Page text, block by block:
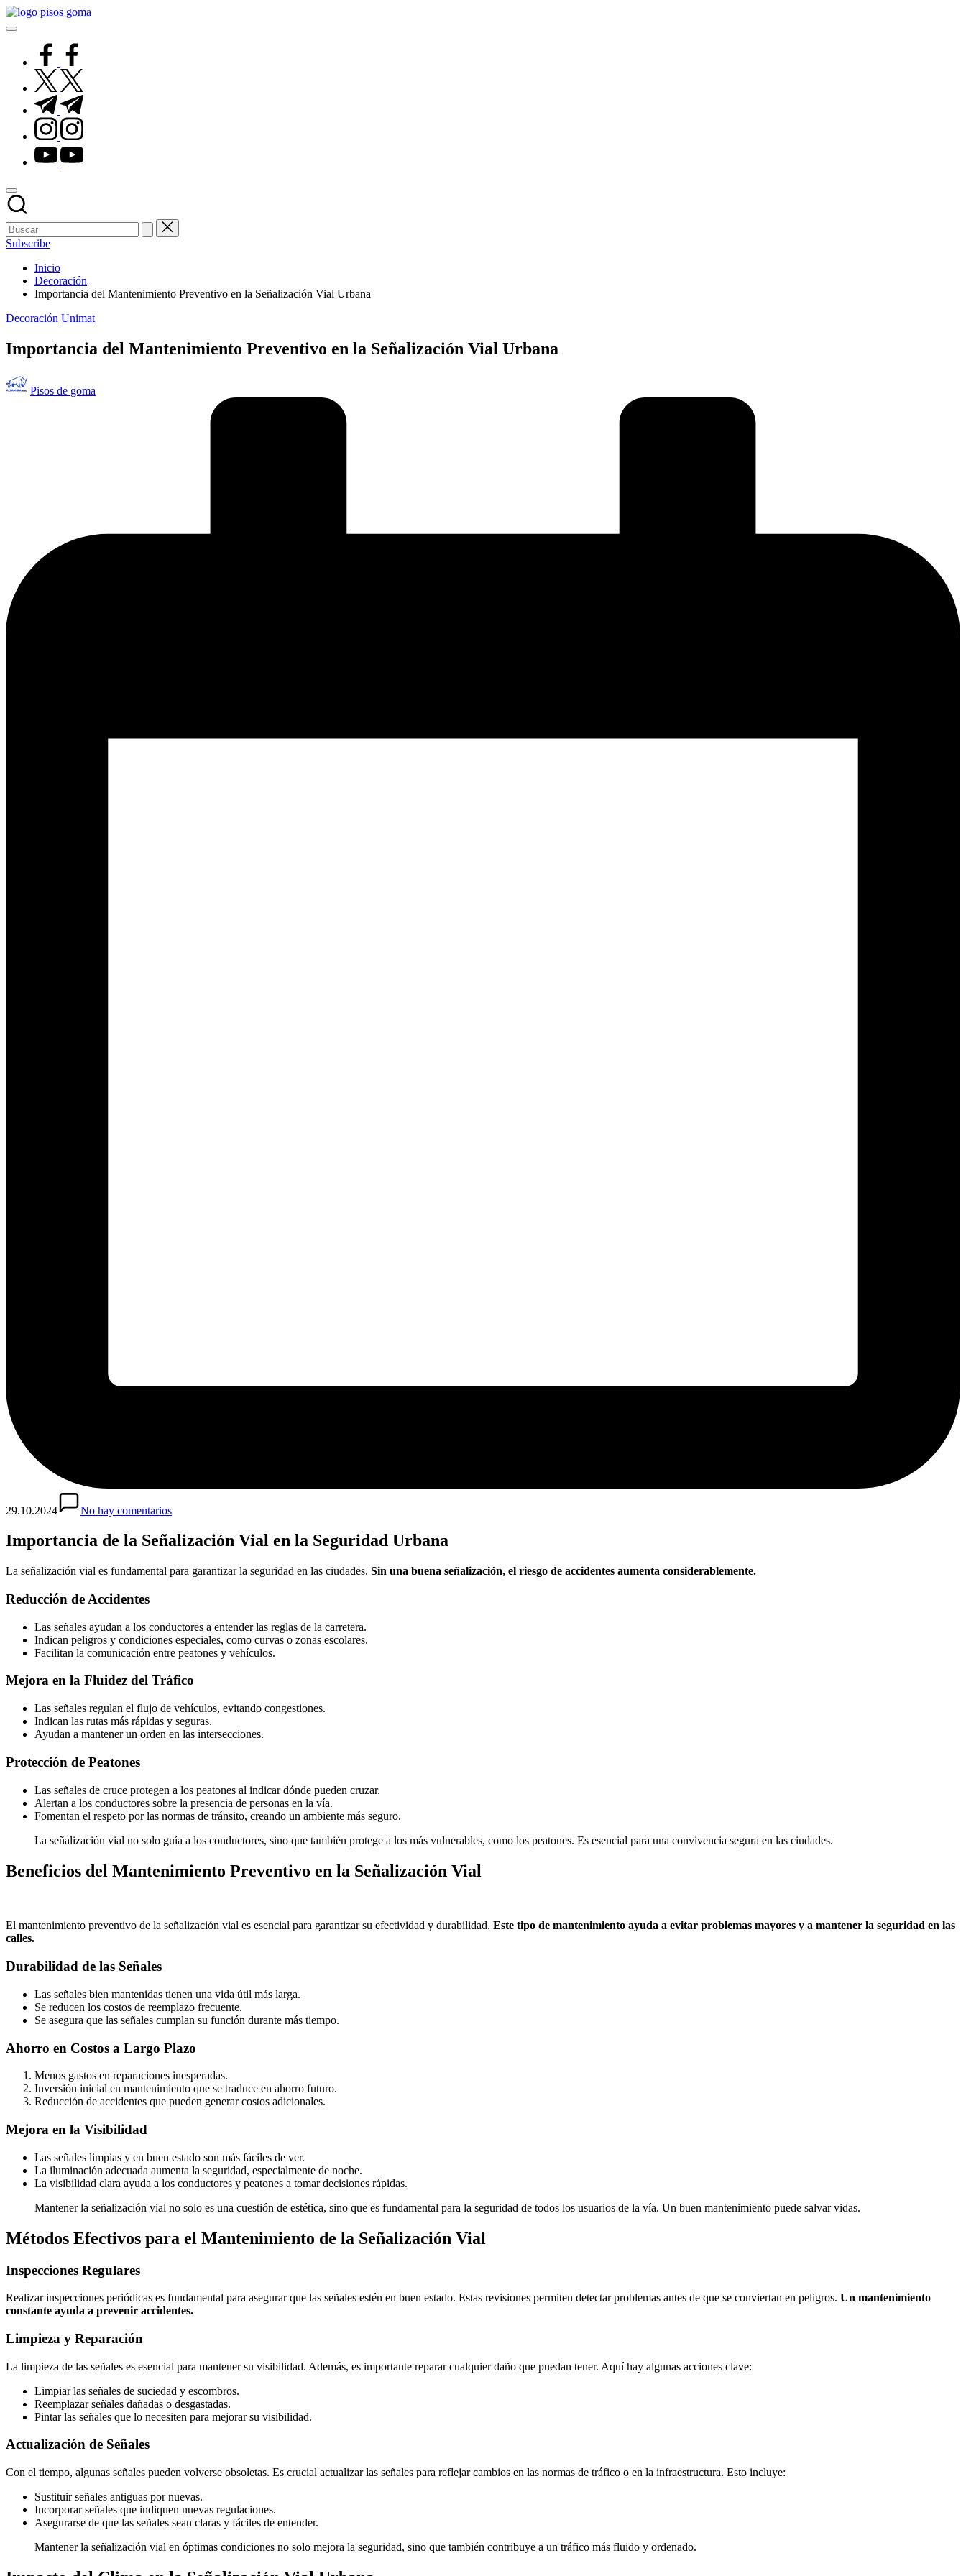
Saltar
al
facebook.com
twitter.com
t.me
instagram.com
youtube.com
Subscribe
Inicio
Decoración
Importancia del Mantenimiento Preventivo en la Señalización Vial Urbana
Publicado
Decoración Unimat
Importancia del Mantenimiento Preventivo en la Señalización Vial Urbana
Publicado
por
Pisos de goma
29.10.2024 No hay comentarios
Importancia de la Señalización Vial en la Seguridad Urbana
La señalización vial es fundamental para garantizar la seguridad en las ciudades. Sin una buena señalización, el riesgo de accidentes aumenta considerablemente.
Reducción de Accidentes
Las señales ayudan a los conductores a entender las reglas de la carretera.
Indican peligros y condiciones especiales, como curvas o zonas escolares.
Facilitan la comunicación entre peatones y vehículos.
Mejora en la Fluidez del Tráfico
Las señales regulan el flujo de vehículos, evitando congestiones.
Indican las rutas más rápidas y seguras.
Ayudan a mantener un orden en las intersecciones.
Protección de Peatones
Las señales de cruce protegen a los peatones al indicar dónde pueden cruzar.
Alertan a los conductores sobre la presencia de personas en la vía.
Fomentan el respeto por las normas de tránsito, creando un ambiente más seguro.
La señalización vial no solo guía a los conductores, sino que también protege a los más vulnerables, como los peatones. Es esencial para una convivencia segura en las ciudades.
Beneficios del Mantenimiento Preventivo en la Señalización Vial
El mantenimiento preventivo de la señalización vial es esencial para garantizar su efectividad y durabilidad. Este tipo de mantenimiento ayuda a evitar problemas mayores y a mantener la seguridad en las
calles.
Durabilidad de las Señales
Las señales bien mantenidas tienen una vida útil más larga.
Se reducen los costos de reemplazo frecuente.
Se asegura que las señales cumplan su función durante más tiempo.
Ahorro en Costos a Largo Plazo
Menos gastos en reparaciones inesperadas.
Inversión inicial en mantenimiento que se traduce en ahorro futuro.
Reducción de accidentes que pueden generar costos adicionales.
Mejora en la Visibilidad
Las señales limpias y en buen estado son más fáciles de ver.
La iluminación adecuada aumenta la seguridad, especialmente de noche.
La visibilidad clara ayuda a los conductores y peatones a tomar decisiones rápidas.
Mantener la señalización vial no solo es una cuestión de estética, sino que es fundamental para la seguridad de todos los usuarios de la vía. Un buen mantenimiento puede salvar vidas.
Métodos Efectivos para el Mantenimiento de la Señalización Vial
Inspecciones Regulares
Realizar inspecciones periódicas es fundamental para asegurar que las señales estén en buen estado. Estas revisiones permiten detectar problemas antes de que se conviertan en peligros. Un mantenimiento
constante ayuda a prevenir accidentes.
Limpieza y Reparación
La limpieza de las señales es esencial para mantener su visibilidad. Además, es importante reparar cualquier daño que puedan tener. Aquí hay algunas acciones clave:
Limpiar las señales de suciedad y escombros.
Reemplazar señales dañadas o desgastadas.
Pintar las señales que lo necesiten para mejorar su visibilidad.
Actualización de Señales
Con el tiempo, algunas señales pueden volverse obsoletas. Es crucial actualizar las señales para reflejar cambios en las normas de tráfico o en la infraestructura. Esto incluye:
Sustituir señales antiguas por nuevas.
Incorporar señales que indiquen nuevas regulaciones.
Asegurarse de que las señales sean claras y fáciles de entender.
Mantener la señalización vial en óptimas condiciones no solo mejora la seguridad, sino que también contribuye a un tráfico más fluido y ordenado.